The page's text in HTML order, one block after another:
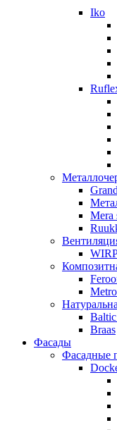
Iko
Mera
Braas
Фасады
Фасадные